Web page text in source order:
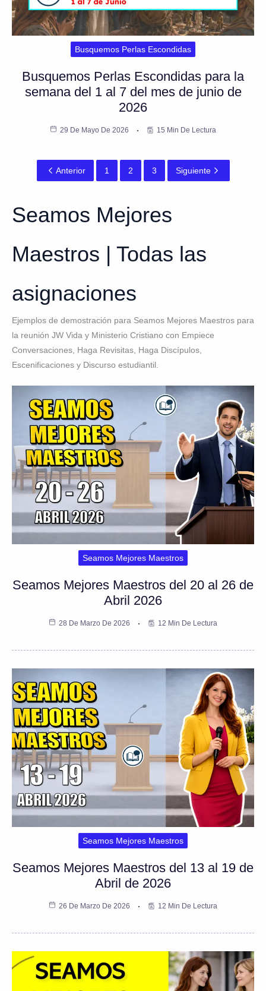
Busquemos Perlas Escondidas
Busquemos Perlas Escondidas para la
semana del 1 al 7 del mes de junio de
2026
29 De Mayo De 2026 15 Min De Lectura
Anterior 1 2 3 Siguiente
Seamos Mejores
Maestros | Todas las
asignaciones
Ejemplos de demostración para Seamos Mejores Maestros para
la reunión JW Vida y Ministerio Cristiano con Empiece
Conversaciones, Haga Revisitas, Haga Discípulos,
Escenificaciones y Discurso estudiantil.
Seamos Mejores Maestros
Seamos Mejores Maestros del 20 al 26 de
Abril 2026
28 De Marzo De 2026 12 Min De Lectura
Seamos Mejores Maestros
Seamos Mejores Maestros del 13 al 19 de
Abril de 2026
26 De Marzo De 2026 12 Min De Lectura